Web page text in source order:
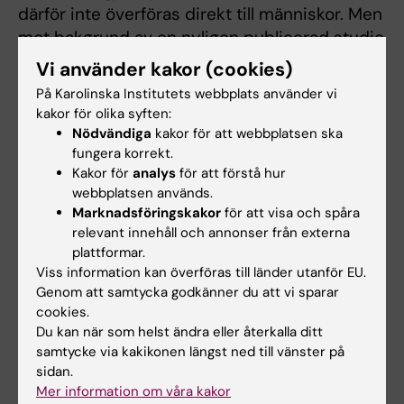
därför inte överföras direkt till människor. Men
mot bakgrund av en nyligen publicerad studie
som visar att mirabegron kan aktivera brunt
fett hos människor, anser Yihai Cao att det
redan nu finns anledning att höja ett varnande
finger.
– Patienter med hjärtkärlsjukdom eller
ateroskleros bör vara försiktiga med att
använda det här läkemedlet eftersom det
potentiellt kan påskynda tillväxten av plack
och öka plackens instabilitet. Personer med
mutationer som gör att kroppen har svårt att
göra sig av med LDL – det så kallade onda
kolesterolet – kan vara särskilt känsliga
eftersom läkemedlet ökar nivåerna av LDL i
blodet, säger Yihai Cao.
Vi använder kakor (cookies)
På Karolinska Institutets webbplats använder vi
kakor för olika syften:
Nödvändiga kakor för att webbplatsen ska
fungera korrekt.
Kakor för analys för att förstå hur
webbplatsen används.
Marknadsföringskakor för att visa och spåra
relevant innehåll och annonser från externa
plattformar.
Viss information kan överföras till länder utanför EU.
Genom att samtycka godkänner du att vi sparar
cookies.
Du kan när som helst ändra eller återkalla ditt
samtycke via kakikonen längst ned till vänster på
sidan.
Mer information om våra kakor